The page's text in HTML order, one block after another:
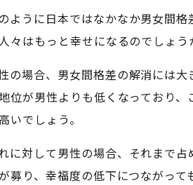
ように日本ではなかなか男女間
々はもっと幸せになるのでしょう
の場合、男女間格差の解消には
位が男性よりも低くなっており
いでしょう。
に対して男性の場合、それまで
募り、幸福度の低下につながっ